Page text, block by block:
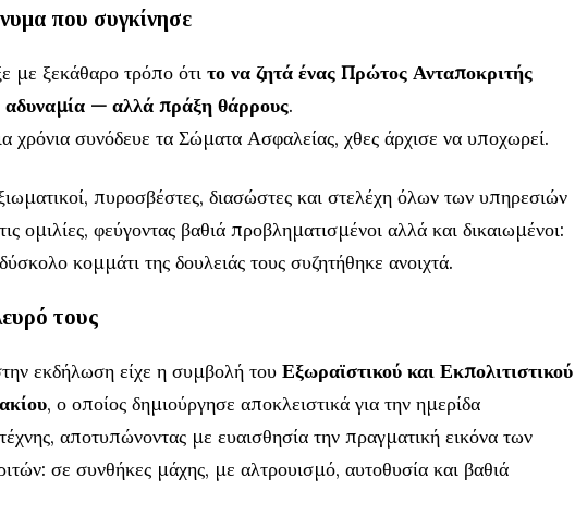
που συγκίνησε
με ξεκάθαρο τρόπο ότι το να ζητά ένας Πρώτος Ανταποκριτής
αδυναμία — αλλά πράξη θάρρους.
χρόνια συνόδευε τα Σώματα Ασφαλείας, χθες άρχισε να υποχωρεί.
πυροσβέστες, διασώστες και στελέχη όλων των υπηρεσιών
ομιλίες, φεύγοντας βαθιά προβληματισμένοι αλλά και δικαιωμένοι:
κομμάτι της δουλειάς τους συζητήθηκε ανοιχτά.
τους
εκδήλωση είχε η συμβολή του Εξωραϊστικού και Εκπολιτιστικού
, ο οποίος δημιούργησε αποκλειστικά για την ημερίδα
αποτυπώνοντας με ευαισθησία την πραγματική εικόνα των
σε συνθήκες μάχης, με αλτρουισμό, αυτοθυσία και βαθιά